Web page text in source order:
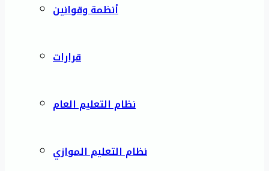
أنظمة وقوانين
قرارات
نظام التعليم العام
نظام التعليم الموازي